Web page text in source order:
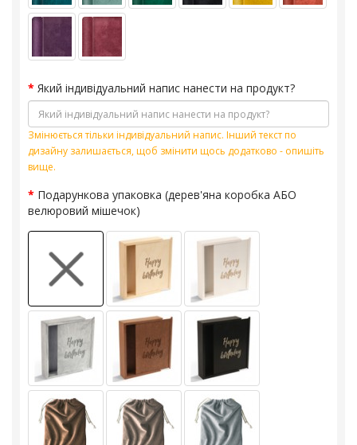
Який індивідуальний напис нанести на продукт?
Змінюється тільки індивідуальний напис. Інший текст по
дизайну залишається, щоб змінити щось додатково - опишіть
вище.
Подарункова упаковка (дерев'яна коробка АБО
велюровий мішечок)